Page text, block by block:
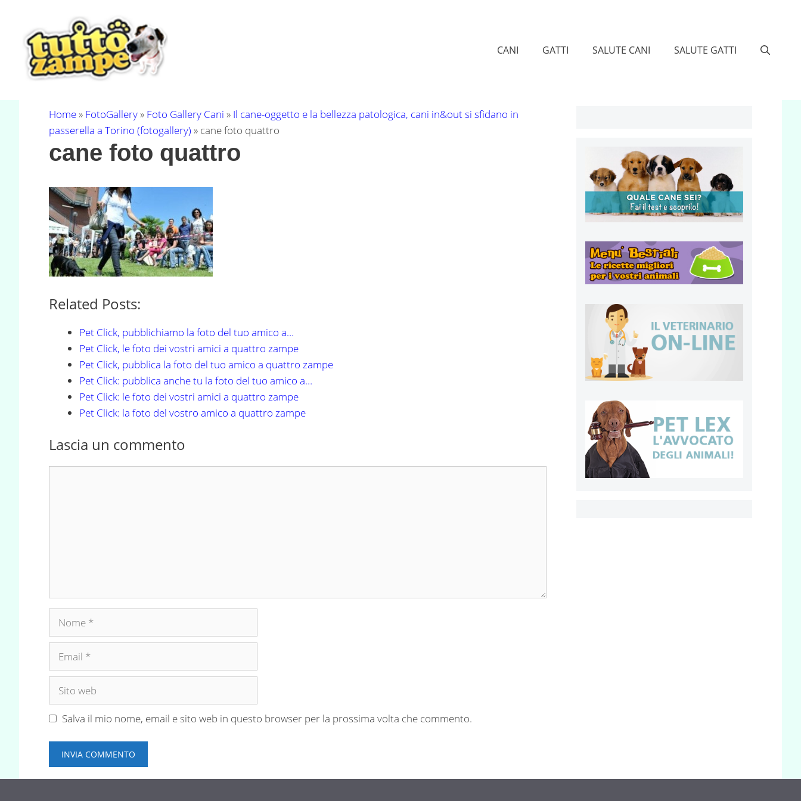
contenuto
CANI GATTI SALUTE CANI SALUTE GATTI
Home» FotoGallery» Foto Gallery Cani » Il cane-oggetto e la bellezza patologica, cani in&out si sfidano in
passerella a Torino (fotogallery) » cane foto quattro
cane foto quattro
Related Posts:
Pet Click, pubblichiamo la foto del tuo amico a…
Pet Click, le foto dei vostri amici a quattro zampe
Pet Click, pubblica la foto del tuo amico a quattro zampe
Pet Click: pubblica anche tu la foto del tuo amico a…
Pet Click: le foto dei vostri amici a quattro zampe
Pet Click: la foto del vostro amico a quattro zampe
Lascia un commento
Nome
Email
Sito
Salva il mio nome, email e sito web in questo browser per la prossima volta che commento.